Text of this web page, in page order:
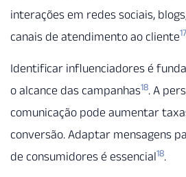
interações em redes sociais,
canais de atendimento ao cliente17
Identificar influenciadores é
o alcance das campanhas18. A
comunicação pode aumentar
conversão. Adaptar mensagens
de consumidores é essencial18.